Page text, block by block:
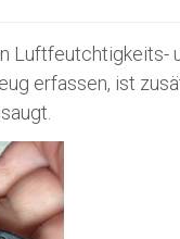
Luftfeutchtigkeits-
erfassen, ist